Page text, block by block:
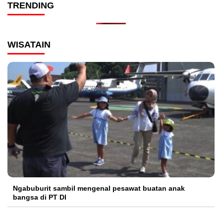
TRENDING
WISATAIN
Ngabuburit sambil mengenal pesawat buatan anak
bangsa di PT DI